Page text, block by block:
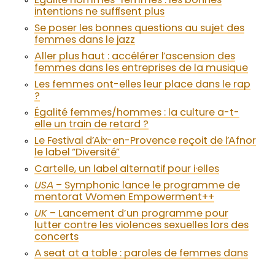
intentions ne suffisent plus
Se poser les bonnes questions au sujet des
femmes dans le jazz
Aller plus haut : accélérer l’ascension des
femmes dans les entreprises de la musique
Les femmes ont-elles leur place dans le rap
?
Égalité femmes/hommes : la culture a-t-
elle un train de retard ?
Le Festival d’Aix-en-Provence reçoit de l’Afnor
le label “Diversité”
Cartelle, un label alternatif pour i·elles
USA – Symphonic lance le programme de
mentorat Women Empowerment++
UK – Lancement d’un programme pour
lutter contre les violences sexuelles lors des
concerts
A seat at a table : paroles de femmes dans